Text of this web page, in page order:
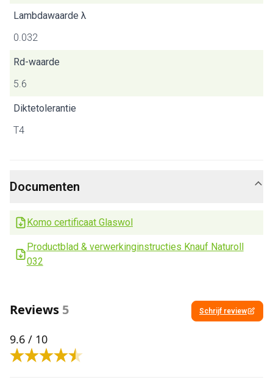
Lambdawaarde λ
0.032
Rd-waarde
5.6
Diktetolerantie
T4
Documenten
Komo certificaat Glaswol
Productblad & verwerkinginstructies Knauf Naturoll
032
Reviews 5 Schrijf review
9.6 / 10